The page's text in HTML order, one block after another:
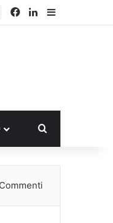
Facebook
LinkedIn
Commenti